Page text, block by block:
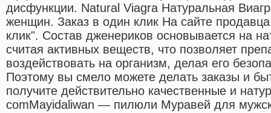
дисфункции. Natural Viagra Натуральная
женщин. Заказ в один клик На сайте
клик". Состав дженериков основывается на
считая активных веществ, что позволяет
воздействовать на организм, делая его
Поэтому вы смело можете делать заказы и
получите действительно качественные и
comMayidaliwan — пилюли Муравей для